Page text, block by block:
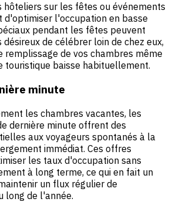
hôteliers sur les fêtes ou événements
d'optimiser l'occupation en basse
pendant les fêtes peuvent
de célébrer loin de chez eux,
remplissage de vos chambres même
touristique baisse habituellement.
minute
les chambres vacantes, les
dernière minute offrent des
aux voyageurs spontanés à la
immédiat. Ces offres
les taux d'occupation sans
à long terme, ce qui en fait un
un flux régulier de
long de l'année.